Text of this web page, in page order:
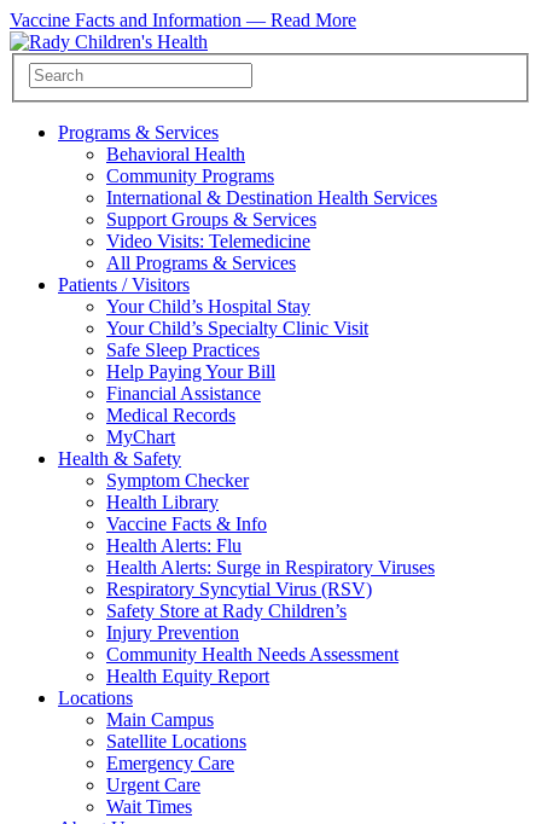
Vaccine Facts and Information — Read More
Programs & Services
Behavioral Health
Community Programs
International & Destination Health Services
Support Groups & Services
Video Visits: Telemedicine
All Programs & Services
Patients / Visitors
Your Child’s Hospital Stay
Your Child’s Specialty Clinic Visit
Safe Sleep Practices
Help Paying Your Bill
Financial Assistance
Medical Records
MyChart
Health & Safety
Symptom Checker
Health Library
Vaccine Facts & Info
Health Alerts: Flu
Health Alerts: Surge in Respiratory Viruses
Respiratory Syncytial Virus (RSV)
Safety Store at Rady Children’s
Injury Prevention
Community Health Needs Assessment
Health Equity Report
Locations
Main Campus
Satellite Locations
Emergency Care
Urgent Care
Wait Times